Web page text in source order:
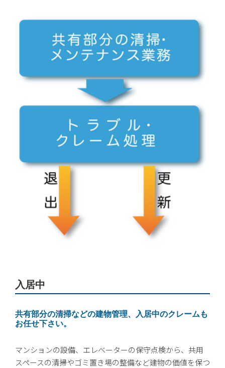
入居中
共有部分の清掃などの建物管理、入居中のクレームも
お任せ下さい。
マンションの設備、エレベーターの保守点検から、共用
スペースの清掃やゴミ置き場の整備など建物の価値を保つ